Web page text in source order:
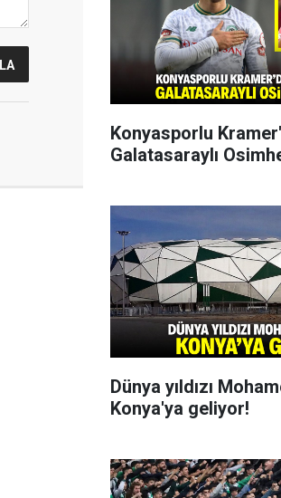
Konyasporlu
Galatasaraylı
Dünya yıldızı
Konya'ya geliyor!